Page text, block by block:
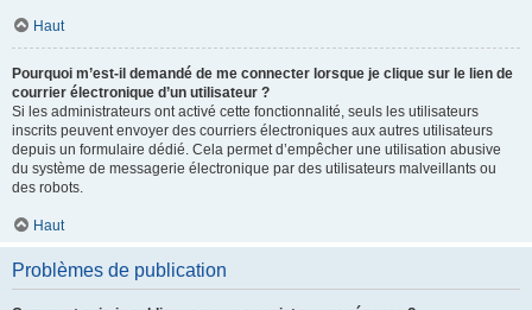
Haut
Pourquoi m’est-il demandé de me connecter lorsque je clique sur le lien de
courrier électronique d’un utilisateur ?
Si les administrateurs ont activé cette fonctionnalité, seuls les utilisateurs
inscrits peuvent envoyer des courriers électroniques aux autres utilisateurs
depuis un formulaire dédié. Cela permet d’empêcher une utilisation abusive
du système de messagerie électronique par des utilisateurs malveillants ou
des robots.
Haut
Problèmes de publication